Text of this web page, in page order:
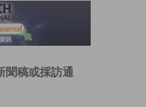
聞稿或採訪通